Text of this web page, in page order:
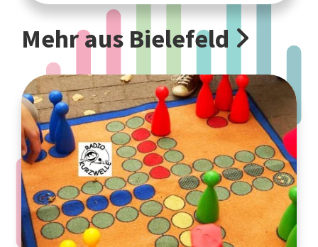
Mehr aus Bielefeld